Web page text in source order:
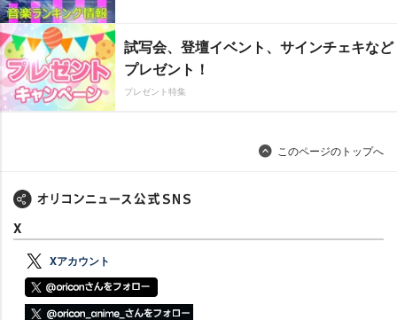
試写会、登壇イベント、サインチェキなど
プレゼント！
プレゼント特集
このページのトップへ
X
Xアカウント